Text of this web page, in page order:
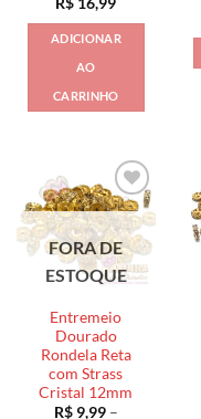
produto
R$ 16,99
ADICIONAR
AO
CARRINHO
FORA DE
ESTOQUE
Entremeio
Dourado
Rondela Reta
com Strass
Cristal 12mm
R$9,99 –